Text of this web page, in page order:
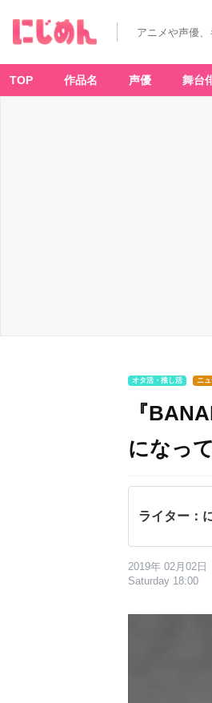
アニメや声優
TOP 作品名 声優 舞台
オタ活・推し活 ニ
『
になっ
ライター：
2019年 02月02日
Saturday 18:00